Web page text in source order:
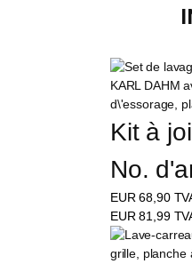
Kit à
No.
EUR68,90
EUR81,99